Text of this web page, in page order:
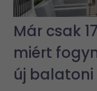
Már csak
miért
új balatoni